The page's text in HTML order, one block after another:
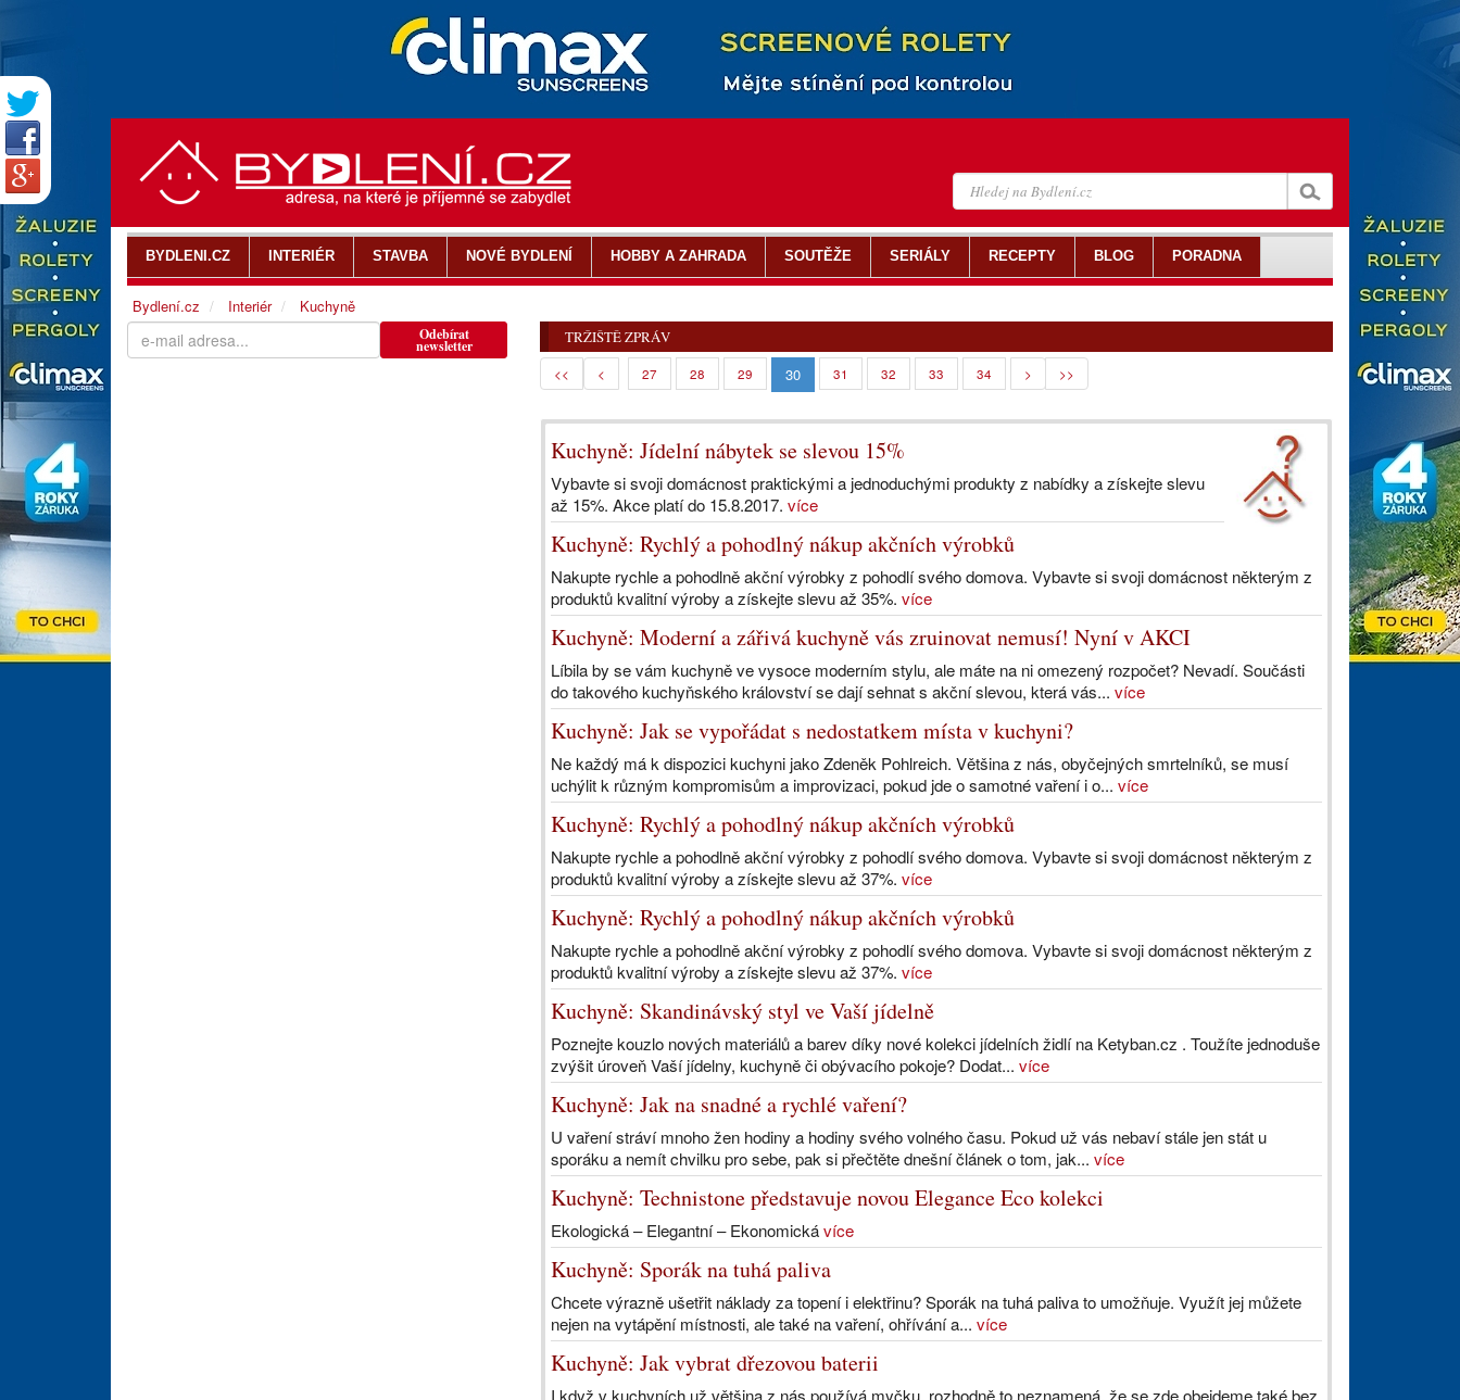
TRŽIŠTĚ ZPRÁV
<< < 27 28 29 30 31 32 33 34 > >>
Kuchyně: Jídelní nábytek se slevou 15%
Vybavte si svoji domácnost praktickými a jednoduchými produkty z nabídky a získejte slevu
až 15%. Akce platí do 15.8.2017. více
Kuchyně: Rychlý a pohodlný nákup akčních výrobků
Nakupte rychle a pohodlně akční výrobky z pohodlí svého domova. Vybavte si svoji domácnost některým z
produktů kvalitní výroby a získejte slevu až 35%. více
Kuchyně: Moderní a zářivá kuchyně vás zruinovat nemusí! Nyní v AKCI
Líbila by se vám kuchyně ve vysoce moderním stylu, ale máte na ni omezený rozpočet? Nevadí. Součásti
do takového kuchyňského království se dají sehnat s akční slevou, která vás... více
Kuchyně: Jak se vypořádat s nedostatkem místa v kuchyni?
Ne každý má k dispozici kuchyni jako Zdeněk Pohlreich. Většina z nás, obyčejných smrtelníků, se musí
uchýlit k různým kompromisům a improvizaci, pokud jde o samotné vaření i o... více
Kuchyně: Rychlý a pohodlný nákup akčních výrobků
Nakupte rychle a pohodlně akční výrobky z pohodlí svého domova. Vybavte si svoji domácnost některým z
produktů kvalitní výroby a získejte slevu až 37%. více
Kuchyně: Rychlý a pohodlný nákup akčních výrobků
Nakupte rychle a pohodlně akční výrobky z pohodlí svého domova. Vybavte si svoji domácnost některým z
produktů kvalitní výroby a získejte slevu až 37%. více
Kuchyně: Skandinávský styl ve Vaší jídelně
Poznejte kouzlo nových materiálů a barev díky nové kolekci jídelních židlí na Ketyban.cz . Toužíte jednoduše
zvýšit úroveň Vaší jídelny, kuchyně či obývacího pokoje? Dodat... více
Kuchyně: Jak na snadné a rychlé vaření?
U vaření stráví mnoho žen hodiny a hodiny svého volného času. Pokud už vás nebaví stále jen stát u
sporáku a nemít chvilku pro sebe, pak si přečtěte dnešní článek o tom, jak... více
Kuchyně: Technistone představuje novou Elegance Eco kolekci
Ekologická – Elegantní – Ekonomickávíce
Kuchyně: Sporák na tuhá paliva
Chcete výrazně ušetřit náklady za topení i elektřinu? Sporák na tuhá paliva to umožňuje. Využít jej můžete
nejen na vytápění místnosti, ale také na vaření, ohřívání a... více
Kuchyně: Jak vybrat dřezovou baterii
I když v kuchyních už většina z nás používá myčku, rozhodně to neznamená, že se zde obejdeme také bez
Odebírat
newsletter
BYDLENI.CZ INTERIÉR STAVBA NOVÉ BYDLENÍ HOBBY A ZAHRADA SOUTĚŽE SERIÁLY RECEPTY BLOG PORADNA
Bydlení.cz Interiér Kuchyně